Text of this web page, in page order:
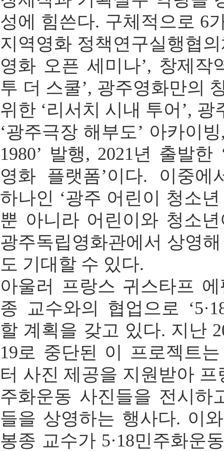
성에 힘쓴다. 구체적으로 6
지역영화 정책연구실행협
영화 오픈 세미나’, 창제작
투 더 스쿨’, 광주영화만의
위한 ‘리서치 시내 투어’,
‘광주극장 해부도’ 아카이
1980’ 발행, 2021년 출발
영화 플랫폼’이다. 이중에
하나인 ‘광주 어린이 청소
뿐 아니라 어린이와 청소
광주독립영화관에서 상영
도 기대할 수 있다.
아울러 프랑스 귀스타프
종 교수와의 협업으로
할 계획을 갖고 있다. 지난
19로 중단된 이 프로젝트는
터 사진 제공을 지원받아 프
주화운동 사진들을 전시하
들을 상영하는 행사다. 이
봉종 교수가 5·18민주화운